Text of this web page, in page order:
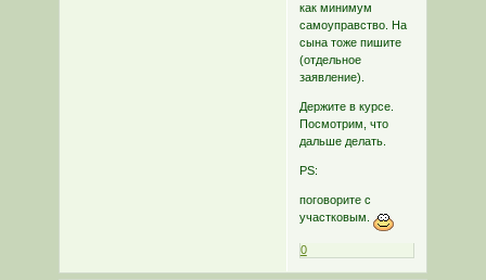
как минимум
самоуправство. На
сына тоже пишите
(отдельное
заявление).
Держите в курсе.
Посмотрим, что
дальше делать.
PS:
поговорите с
участковым.
0